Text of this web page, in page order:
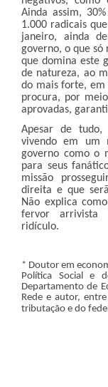
Ainda assim,
1.000 radicais
janeiro, ainda
governo, o que
que domina este
de natureza, ao
do mais forte, em
procura, por
aprovadas,
Apesar de tudo,
vivendo em um
governo como o
para seus
missão
direita e que
Não explica
fervor arrivista
ridículo.
* Doutor em
Política Social e
Departamento de
Rede e autor,
tributação e do